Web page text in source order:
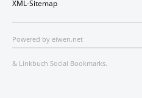
Ja genau, manchmal muss es
Termin oder das Kind in die
Großeltern, ihr kennt die Arie.
praktische, spannende Frage!
Und wie immer: Auf das „Wie“
XML-Sitemap
Powered by eiwen.net
& Linkbuch Social Bookmarks.